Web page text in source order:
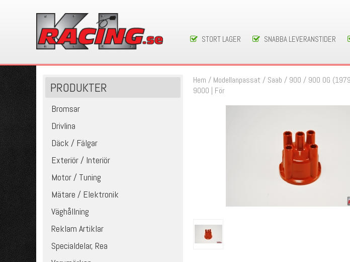
STORT LAGER SNABBA LEVERANSTIDER
PRODUKTER
Bromsar
Drivlina
Däck / Fälgar
Exteriör / Interiör
Motor / Tuning
Mätare / Elektronik
Väghållning
Reklam Artiklar
Specialdelar, Rea
Hem / Modellanpassat / Saab / 900 / 900 OG
9000 | För